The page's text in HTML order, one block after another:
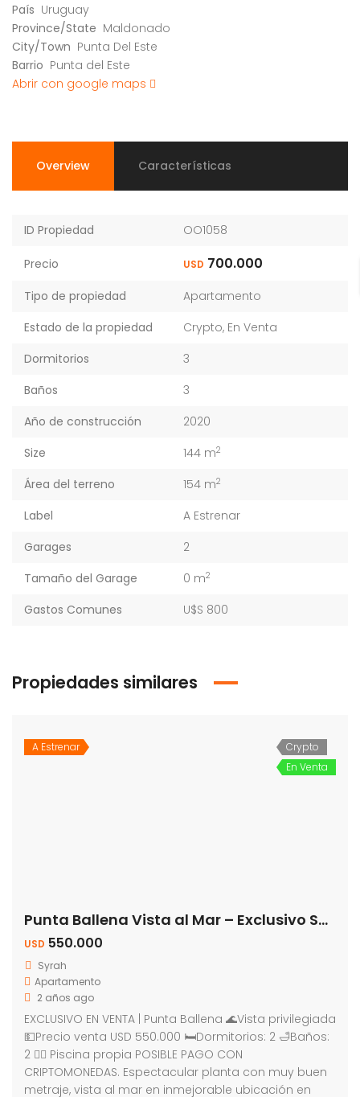
País Uruguay
Province/State Maldonado
City/Town Punta Del Este
Barrio Punta del Este
Abrir con google maps
Overview Características
ID Propiedad OO1058
Precio USD 700.000
Tipo de propiedad
Apartamento
Estado de la propiedad
Crypto, En Venta
Dormitorios
3
Baños
3
Año de construcción
2020
Size
144 m2
Área del terreno 154 m2
Label
A Estrenar
Garages
2
Tamaño del Garage
0 m2
Gastos Comunes U$S 800
Propiedades similares
A Estrenar
Crypto
En Venta
Punta Ballena Vista al Mar – Exclusivo Syrah
USD 550.000
Syrah
Apartamento
2 años ago
EXCLUSIVO EN VENTA | Punta Ballena 🌊Vista privilegiada
💵Precio venta USD 550.000 🛏Dormitorios: 2 🛁Baños:
2 🏊‍♂️ Piscina propia POSIBLE PAGO CON
CRIPTOMONEDAS. Espectacular planta con muy buen
metraje, vista al mar en inmejorable ubicación en